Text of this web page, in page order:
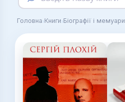
Головна›Книги›Біографії і мемуари